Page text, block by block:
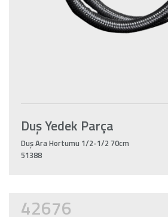
Duş Yedek Parça
Duş Ara Hortumu 1/2-1/2 70cm
51388
42676